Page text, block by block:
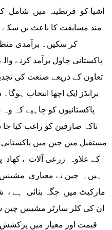
اشیا کو قرنطینہ میں شامل
مند مسابقت کا باعث بن سکے ،
کر سکیں۔ برآمدی
پاکستانی چاول برآمد کرنے
تعاون کے ذریعے صنعت کی
برانڈز ایک اچھا انتخاب
پاکستانیوں کو چاہیے کہ وہ
تاکہ صارفین کو راغب کیا
مستقبل میں چین میں
کے علاوہ زرعی آلات ، کھاد
ہیں۔ چین نے معیاری مشینیں
مارکیٹ میں جگہ بنائی ہے ،
ان کی کلر سارٹر مشینیں چین
قیمت اور معیار میں